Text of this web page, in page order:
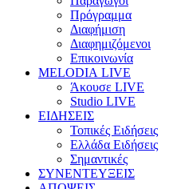
Πρόγραμμα
Διαφήμιση
Διαφημιζόμενοι
Επικοινωνία
MELODIA LIVE
Άκουσε LIVE
Studio LIVE
ΕΙΔΗΣΕΙΣ
Τοπικές Ειδήσεις
Ελλάδα Ειδήσεις
Σημαντικές
ΣΥΝΕΝΤΕΥΞΕΙΣ